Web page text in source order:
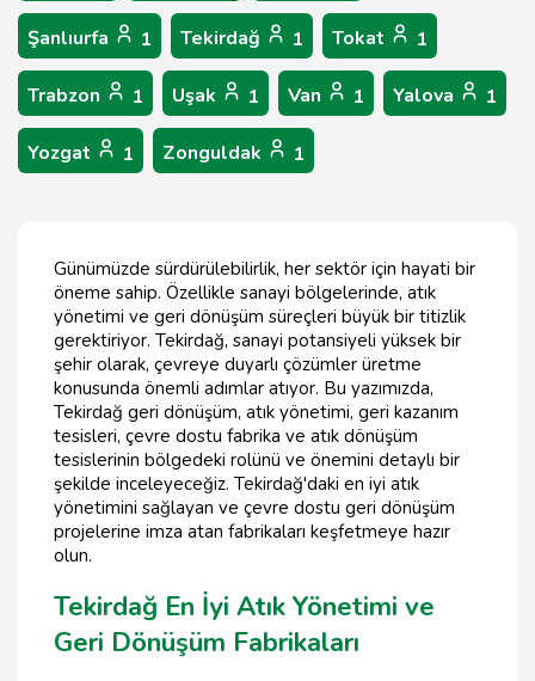
Şanlıurfa 1 Tekirdağ 1 Tokat 1
Trabzon 1 Uşak 1 Van 1 Yalova 1
Yozgat 1 Zonguldak 1
Günümüzde sürdürülebilirlik, her sektör için hayati bir
öneme sahip. Özellikle sanayi bölgelerinde, atık
yönetimi ve geri dönüşüm süreçleri büyük bir titizlik
gerektiriyor. Tekirdağ, sanayi potansiyeli yüksek bir
şehir olarak, çevreye duyarlı çözümler üretme
konusunda önemli adımlar atıyor. Bu yazımızda,
Tekirdağ geri dönüşüm, atık yönetimi, geri kazanım
tesisleri, çevre dostu fabrika ve atık dönüşüm
tesislerinin bölgedeki rolünü ve önemini detaylı bir
şekilde inceleyeceğiz. Tekirdağ'daki en iyi atık
yönetimini sağlayan ve çevre dostu geri dönüşüm
projelerine imza atan fabrikaları keşfetmeye hazır
olun.
Tekirdağ En İyi Atık Yönetimi ve
Geri Dönüşüm Fabrikaları